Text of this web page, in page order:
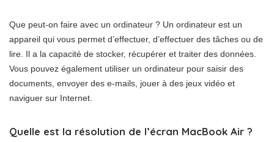
Que peut-on faire avec un ordinateur ? Un ordinateur est un
appareil qui vous permet d’effectuer, d’effectuer des tâches ou de
lire. Il a la capacité de stocker, récupérer et traiter des données.
Vous pouvez également utiliser un ordinateur pour saisir des
documents, envoyer des e-mails, jouer à des jeux vidéo et
naviguer sur Internet.
Quelle est la résolution de l’écran MacBook Air ?